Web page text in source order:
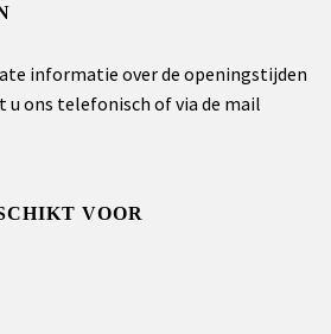
informatie over de openingstijden
u ons telefonisch of via de mail
VOOR